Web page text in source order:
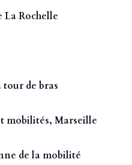
La Rochelle
de bras
mobilités, Marseille
de la mobilité